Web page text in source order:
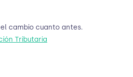
cambio cuanto antes.
Tributaria